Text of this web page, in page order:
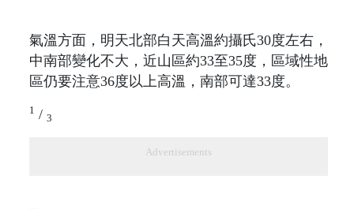
氣溫方面，明天北部白天高溫約攝氏30度左右，
中南部變化不大，近山區約33至35度，區域性地
區仍要注意36度以上高溫，南部可達33度。
1 / 3
Advertisements